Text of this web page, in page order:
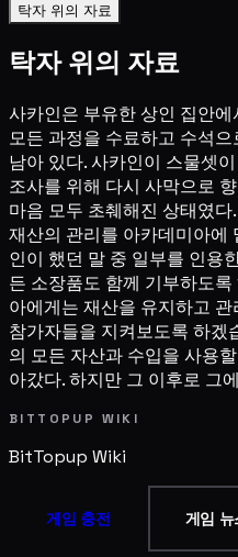
탁자 위의 자료
탁자 위의 자료
사카인은 부유한 상인 집안
모든 과정을 수료하고 수석
남아 있다. 사카인이 스물셋
조사를 위해 다시 사막으로
마음 모두 초췌해진 상태였
재산의 관리를 아카데미아에
인이 했던 말 중 일부를 인용
든 소장품도 함께 기부하도
아에게는 재산을 유지하고
참가자들을 지켜보도록 하겠
의 모든 자산과 수입을 사용
아갔다. 하지만 그 이후로 그
BITTOPUP WIKI
BitTopup Wiki
게임 충전 게임 뉴